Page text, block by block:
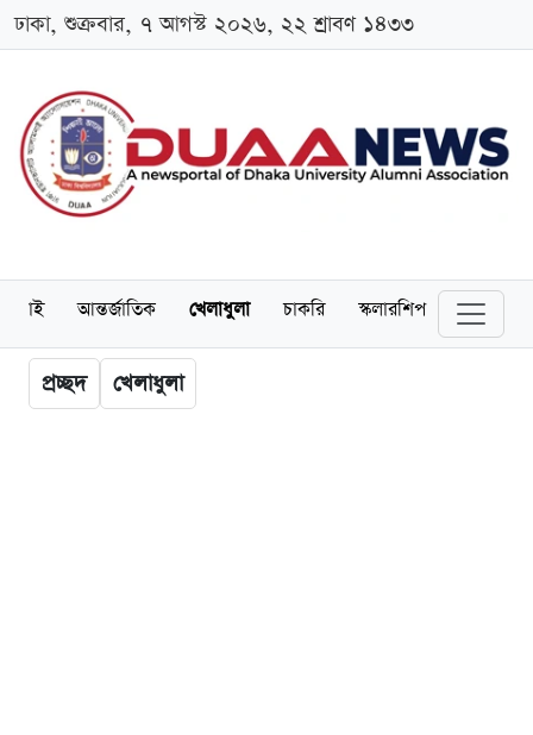
ঢাকা, শুক্রবার, ৭ আগস্ট ২০২৬, ২২ শ্রাবণ ১৪৩৩
আন্তর্জাতিক খেলাধুলা চাকরি স্কলারশিপ বিনোদন
প্রচ্ছদ খেলাধুলা